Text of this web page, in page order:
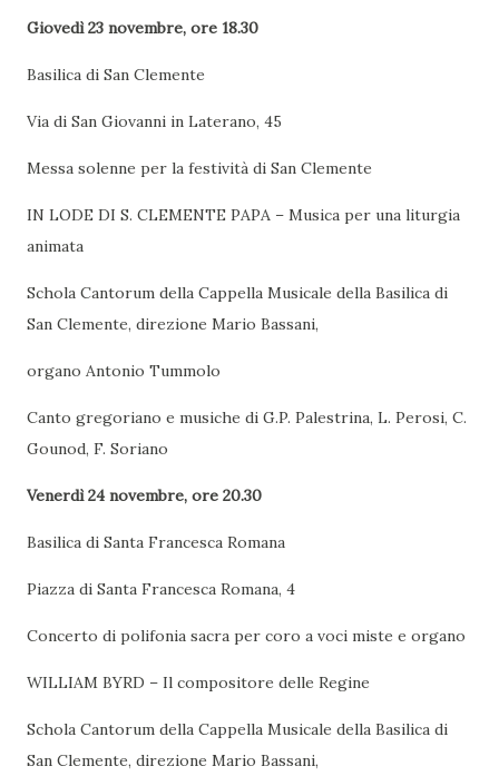
Giovedì 23 novembre, ore 18.30
Basilica di San Clemente
Via di San Giovanni in Laterano, 45
Messa solenne per la festività di San Clemente
IN LODE DI S. CLEMENTE PAPA – Musica per una liturgia
animata
Schola Cantorum della Cappella Musicale della Basilica di
San Clemente, direzione Mario Bassani,
organo Antonio Tummolo
Canto gregoriano e musiche di G.P. Palestrina, L. Perosi, C.
Gounod, F. Soriano
Venerdì 24 novembre, ore 20.30
Basilica di Santa Francesca Romana
Piazza di Santa Francesca Romana, 4
Concerto di polifonia sacra per coro a voci miste e organo
WILLIAM BYRD – Il compositore delle Regine
Schola Cantorum della Cappella Musicale della Basilica di
San Clemente, direzione Mario Bassani,